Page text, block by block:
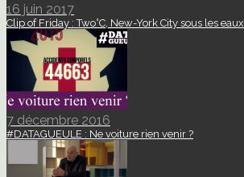
16 juin 2017
Clip of Friday : Two°C, New-York City sous les eaux.
7 décembre 2016
#DATAGUEULE : Ne voiture rien venir ?